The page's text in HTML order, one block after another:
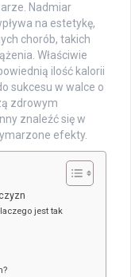
Nadmiar
na estetykę,
chorób, takich
Właściwie
ilość kalorii
sukcesu w walce o
zdrowym
znaleźć się w
efekty.
jest tak